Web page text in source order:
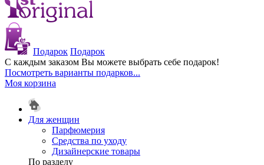
Подарок Подарок
С каждым заказом Вы можете выбрать себе подарок!
Посмотреть варианты подарков...
Моя корзина
Для женщин
Парфюмерия
Средства по уходу
Дизайнерские товары
По разделу